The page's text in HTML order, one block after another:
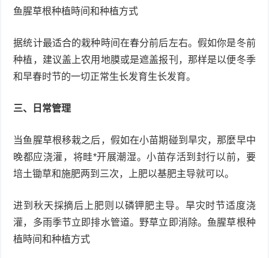
鱼腥草根种植時间和种植方式
据统计最适合的栽种時间在春分前后左右。假如你是冬前
种植，建议盖上农用地膜或是遮盖报刊，那样是以便冬季
和早春时节的一切正常生长发育生长发育。
三、日常管理
当鱼腥草根移栽之后，假如在小苗期碰到旱灾，那麼早中
晚都应浇灌，将畦*开展潮湿。小苗存活到封行以前，要
培土锄草和施肥两到三次，上肥以基肥主导就可以。
进到秋天採摘后上肥则以磷钾肥主导。旱灾时节适度浇
灌，多雨季节立即排水管道。野草立即消除。鱼腥草根种
植時间和种植方式